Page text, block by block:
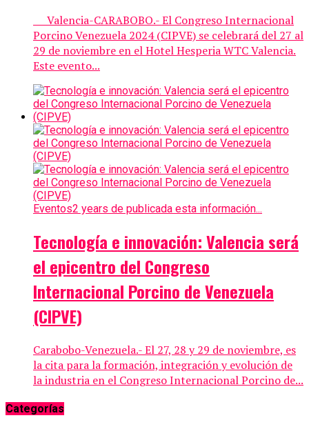
Valencia-CARABOBO.- El Congreso Internacional
Porcino Venezuela 2024 (CIPVE) se celebrará del 27 al
29 de noviembre en el Hotel Hesperia WTC Valencia.
Este evento...
Eventos2 years de publicada esta información...
Tecnología e innovación: Valencia será
el epicentro del Congreso
Internacional Porcino de Venezuela
(CIPVE)
Carabobo-Venezuela.- El 27, 28 y 29 de noviembre, es
la cita para la formación, integración y evolución de
la industria en el Congreso Internacional Porcino de...
Categorías